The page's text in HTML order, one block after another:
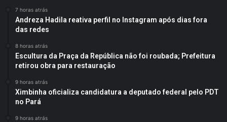
7 horas atrás
Andreza Hadila reativa perfil no Instagram após dias fora
das redes
8 horas atrás
Escultura da Praça da República não foi roubada; Prefeitura
retirou obra para restauração
9 horas atrás
Ximbinha oficializa candidatura a deputado federal pelo PDT
no Pará
9 horas atrás